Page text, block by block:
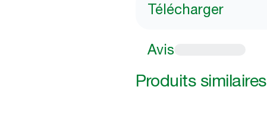
Télécharger
Avis
Produits similaires